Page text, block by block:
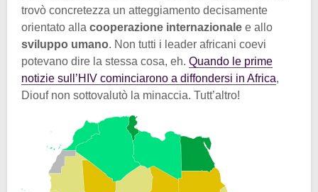
trovò concretezza un atteggiamento decisamente
orientato alla cooperazione internazionale e allo
sviluppo umano. Non tutti i leader africani coevi
potevano dire la stessa cosa, eh. Quando le prime
notizie sull’HIV cominciarono a diffondersi in Africa,
Diouf non sottovalutò la minaccia. Tutt’altro!